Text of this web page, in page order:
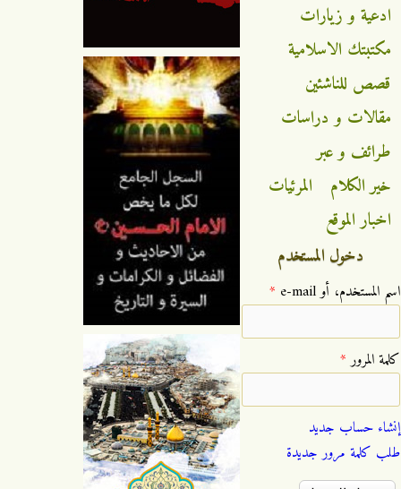
ادعية و زيارات
مكتبتك الاسلامية
قصص للناشئين
مقالات و دراسات
طرائف و عبر
خير الكلام
المرئيات
اخبار الموقع
دخول المستخدم
‏اسم المستخدم، أو e-mail ‏ *
‏كلمة المرور ‏*
إنشاء حساب جديد
طلب كلمة مرور جديدة